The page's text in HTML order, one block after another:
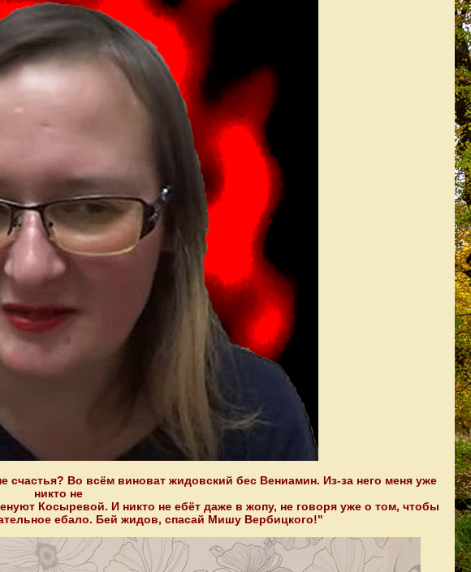
Во всём виноват жидовский бес Вениамин. Из-за него меня уже
никто не
Косыревой. И никто не ебёт даже в жопу, не говоря уже о том, чтобы
ебало. Бей жидов, спасай Мишу Вербицкого!"